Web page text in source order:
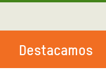
Destacamos